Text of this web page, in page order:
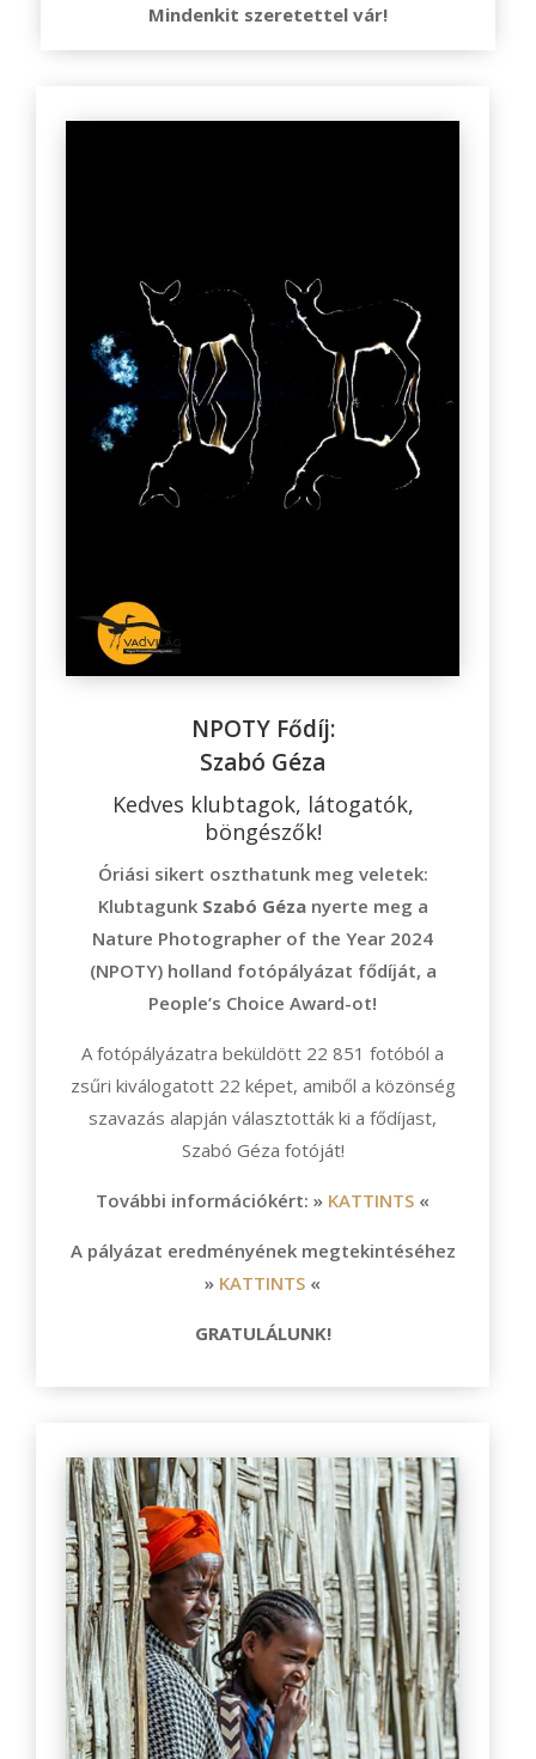
Mindenkit szeretettel vár!
NPOTY Fődíj:
Szabó Géza
Kedves klubtagok, látogatók,
böngészők!
Óriási sikert oszthatunk meg veletek:
KlubtagunkSzabó Géza nyerte meg a
Nature Photographer of the Year 2024
(NPOTY) holland fotópályázat fődíját, a
People’s Choice Award-ot!
A fotópályázatra beküldött 22 851 fotóból a
zsűri kiválogatott 22 képet, amiből a közönség
szavazás alapján választották ki a fődíjast,
Szabó Géza fotóját!
További információkért: » KATTINTS «
A pályázat eredményének megtekintéséhez
» KATTINTS «
GRATULÁLUNK!